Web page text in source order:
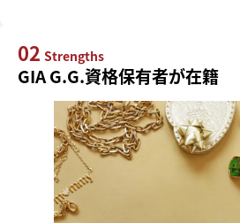
02 Strengths
GIA G.G.資格保有者が在籍